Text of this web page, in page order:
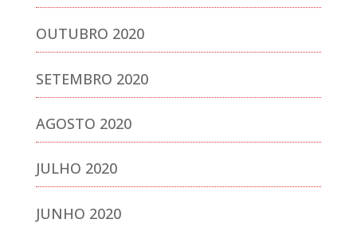
OUTUBRO 2020
SETEMBRO 2020
AGOSTO 2020
JULHO 2020
JUNHO 2020